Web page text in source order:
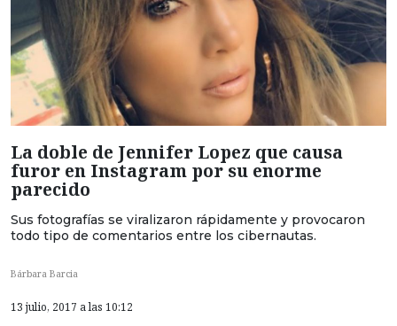
La doble de Jennifer Lopez que causa
furor en Instagram por su enorme
parecido
Sus fotografías se viralizaron rápidamente y provocaron
todo tipo de comentarios entre los cibernautas.
Bárbara Barcia
13 julio, 2017 a las 10:12